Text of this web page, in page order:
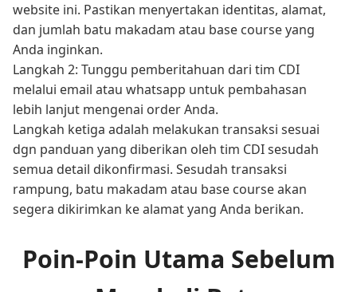
website ini. Pastikan menyertakan identitas, alamat,
dan jumlah batu makadam atau base course yang
Anda inginkan.
Langkah 2: Tunggu pemberitahuan dari tim CDI
melalui email atau whatsapp untuk pembahasan
lebih lanjut mengenai order Anda.
Langkah ketiga adalah melakukan transaksi sesuai
dgn panduan yang diberikan oleh tim CDI sesudah
semua detail dikonfirmasi. Sesudah transaksi
rampung, batu makadam atau base course akan
segera dikirimkan ke alamat yang Anda berikan.
Poin-Poin Utama Sebelum